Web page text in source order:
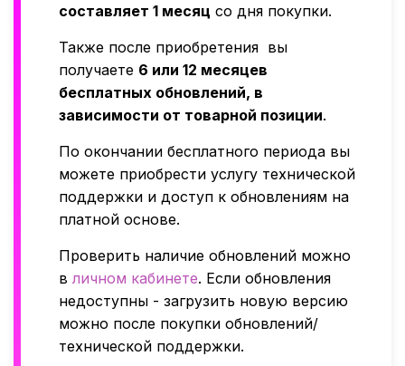
составляет 1 месяц со дня покупки.
Также после приобретения вы
получаете 6 или 12 месяцев
бесплатных обновлений, в
зависимости от товарной позиции.
По окончании бесплатного периода вы
можете приобрести услугу технической
поддержки и доступ к обновлениям на
платной основе.
Проверить наличие обновлений можно
в личном кабинете. Если обновления
недоступны - загрузить новую версию
можно после покупки обновлений/
технической поддержки.